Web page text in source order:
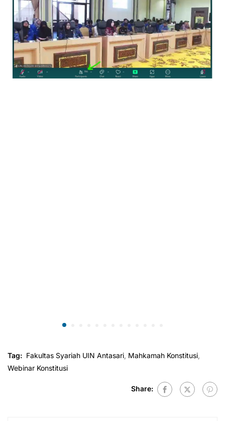
Tag: Fakultas Syariah UIN Antasari, Mahkamah Konstitusi,
Webinar Konstitusi
Share: